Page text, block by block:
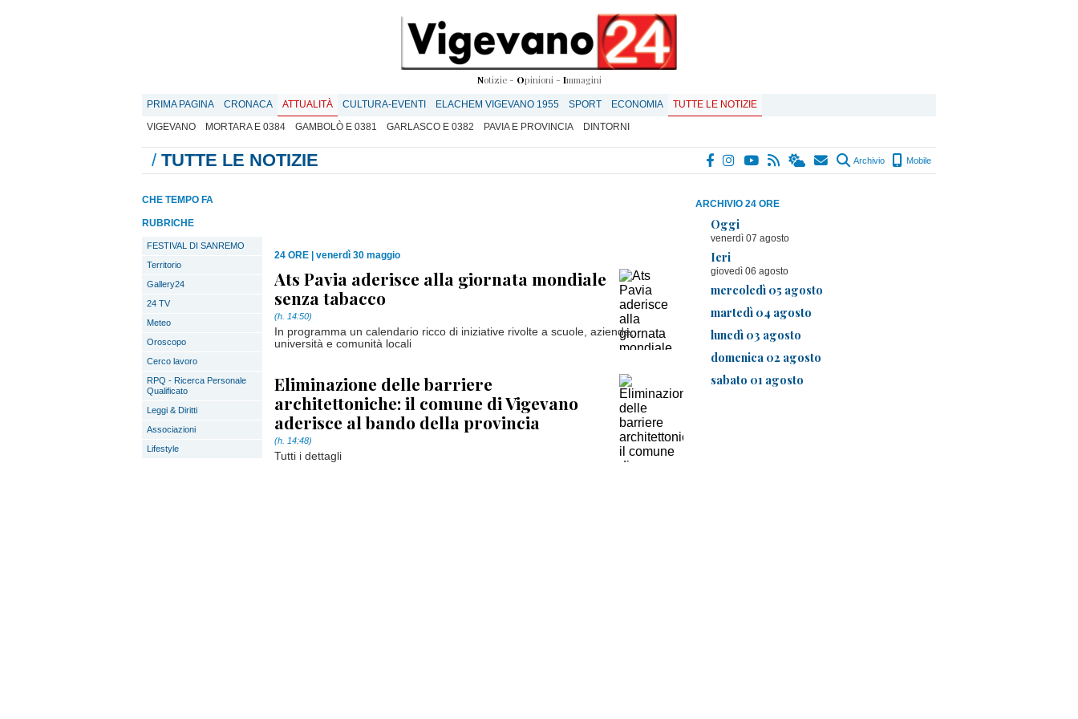
Notizie - Opinioni - Immagini
PRIMA PAGINA CRONACA ATTUALITÀ CULTURA-EVENTI ELACHEM VIGEVANO 1955 SPORT ECONOMIA
TUTTE LE NOTIZIE
VIGEVANO
MORTARA E 0384 GAMBOLÒ E 0381 GARLASCO E 0382 PAVIA E PROVINCIA DINTORNI
/ TUTTE LE NOTIZIE Archivio Mobile
ARCHIVIO 24 ORE
Oggi
venerdì 07 agosto
Ieri
giovedì 06 agosto
mercoledì 05 agosto
martedì 04 agosto
lunedì 03 agosto
domenica 02 agosto
sabato 01 agosto
CHE TEMPO FA
RUBRICHE
FESTIVAL DI SANREMO
Territorio
Gallery24
24 TV
Meteo
Oroscopo
Cerco lavoro
RPQ - Ricerca Personale
Qualificato
Leggi & Diritti
Associazioni
Lifestyle
24 ORE venerdì 30 maggio
Ats Pavia aderisce alla giornata mondiale
senza tabacco
(h. 14:50)
In programma un calendario ricco di iniziative rivolte a scuole, aziende,
università e comunità locali
Eliminazione delle barriere
architettoniche: il comune di Vigevano
aderisce al bando della provincia
(h. 14:48)
Tutti i dettagli